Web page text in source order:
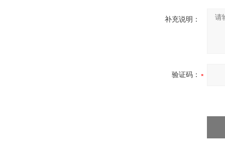
补充说明：
验证码：